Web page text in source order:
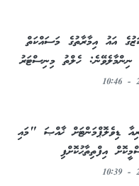
އައު އިމާރާތުގެ މަސައްކަތް
ހެލްތު މިނިސްޓަރު
ޑިވެލޮޕްމަންޓަށް ޚާއްޞަ "މައި
އިފްތިތާޙުކޮށްފި